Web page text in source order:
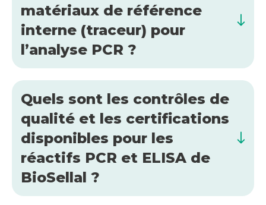
matériaux de référence
interne (traceur) pour
l’analyse PCR ?
Quels sont les contrôles de
qualité et les certifications
disponibles pour les
réactifs PCR et ELISA de
BioSellal ?